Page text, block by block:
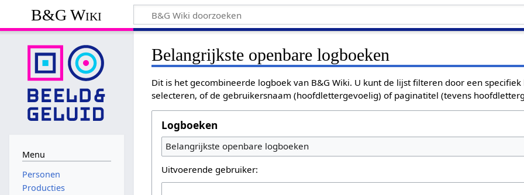
B&G Wiki
Belangrijkste openbare logboeken
Dit is het gecombineerde logboek van B&G Wiki. U kunt de lijst filteren door een
selecteren, of de gebruikersnaam (hoofdlettergevoelig) of paginatitel (tevens
Logboeken
Belangrijkste openbare logboeken
Uitvoerende gebruiker:
Menu
Personen
Producties